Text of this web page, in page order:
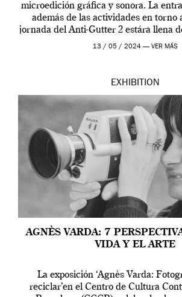
microedición gráfica y sonora. La
además de las actividades en torno
jornada del Anti-Gutter 2 estára llena
[…]
13 / 05 / 2024 — VER MÁS
EXHIBITION
AGNÈS VARDA: 7
VIDA Y EL ARTE
La exposición ‘Agnès Varda:
reciclar’en el Centro de Cultura